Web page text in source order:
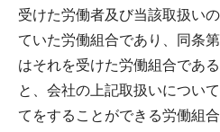
受けた労働者及び当該取扱い
ていた労働組合であり、同条
はそれを受けた労働組合であ
と、会社の上記取扱いについ
てをすることができる労働組